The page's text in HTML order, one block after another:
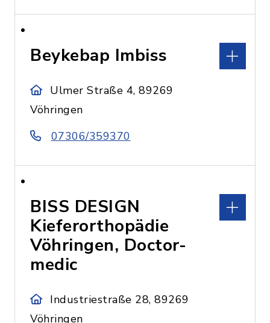
Beykebap Imbiss
Ulmer Straße 4, 89269
Vöhringen
07306/359370
BISS DESIGN
Kieferorthopädie
Vöhringen, Doctor-
medic
Industriestraße 28, 89269
Vöhringen